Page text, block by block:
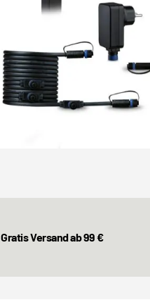
Gratis Versand ab 99 €